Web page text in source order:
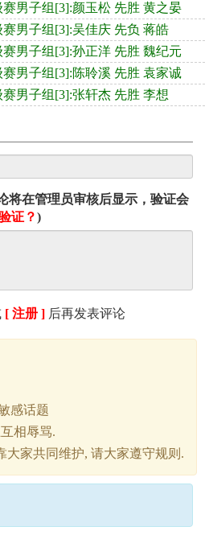
男子组[3]:颜玉松 先胜 黄之晏
男子组[3]:吴佳庆 先负 蒋皓
男子组[3]:孙正洋 先胜 魏纪元
男子组[3]:陈聆溪 先胜 袁家诚
男子组[3]:张轩杰 先胜 李想
将在管理员审核后显示，验证会
证？)
[ 注册 ] 后再发表评论
感话题
相辱骂.
大家共同维护, 请大家遵守规则.